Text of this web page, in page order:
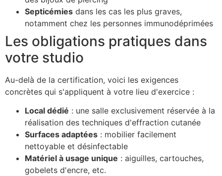
Septicémies dans les cas les plus graves,
notamment chez les personnes immunodéprimées
Les obligations pratiques dans
votre studio
Au-delà de la certification, voici les exigences
concrètes qui s'appliquent à votre lieu d'exercice :
Local dédié : une salle exclusivement réservée à la
réalisation des techniques d'effraction cutanée
Surfaces adaptées : mobilier facilement
nettoyable et désinfectable
Matériel à usage unique : aiguilles, cartouches,
gobelets d'encre, etc.